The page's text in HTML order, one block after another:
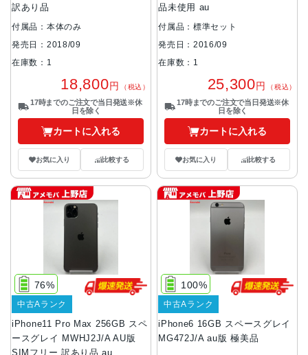
訳あり品
付属品：本体のみ
発売日：2018/09
在庫数：1
18,800円 （税込）
17時までのご注文で当日発送※休
日を除く
カートに入れる
お気に入り 比較する
品未使用 au
付属品：標準セット
発売日：2016/09
在庫数：1
25,300円 （税込）
17時までのご注文で当日発送※休
日を除く
カートに入れる
お気に入り 比較する
iPhone11 Pro Max 256GB スペ
ースグレイ MWHJ2J/A AU版
SIMフリー 訳あり品 au
76%
中古Aランク
iPhone6 16GB スペースグレイ
MG472J/A au版 極美品
100%
中古Aランク